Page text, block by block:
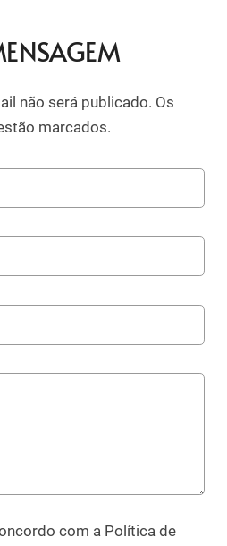
não será publicado. Os
marcados.
com a Política de